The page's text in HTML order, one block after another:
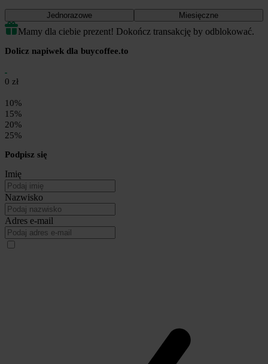
Jednorazowe Miesięczne
Mamy dla ciebie prezent! Dokończ transakcję by odblokować.
Dolicz napiwek dla buycoffee.to
0 zł
10%
15%
20%
25%
Podpisz się
Imię
Nazwisko
Adres e-mail